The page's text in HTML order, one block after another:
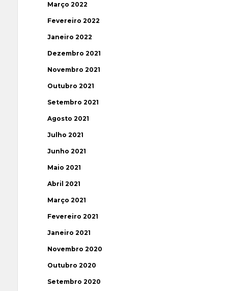
Março 2022
Fevereiro 2022
Janeiro 2022
Dezembro 2021
Novembro 2021
Outubro 2021
Setembro 2021
Agosto 2021
Julho 2021
Junho 2021
Maio 2021
Abril 2021
Março 2021
Fevereiro 2021
Janeiro 2021
Novembro 2020
Outubro 2020
Setembro 2020